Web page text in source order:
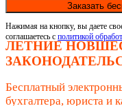
Заказать
Нажимая на кнопку, вы даете
соглашаетесь с политикой
ЛЕТНИЕ
Бесплатный
бухгалтера, юриста и